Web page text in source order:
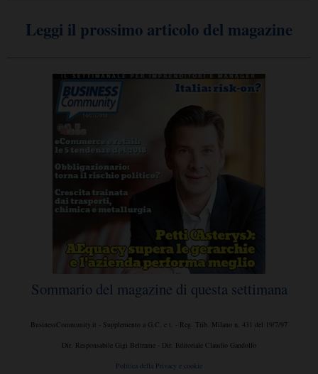
Leggi il prossimo articolo del magazine
Sommario del magazine di questa settimana
BusinessCommunity.it - Supplemento a G.C. e t. - Reg. Trib. Milano n. 431 del 19/7/97
Dir. Responsabile Gigi Beltrame - Dir. Editoriale Claudio Gandolfo
Politica della Privacy e cookie